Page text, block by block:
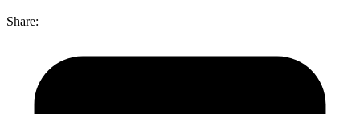
Share: